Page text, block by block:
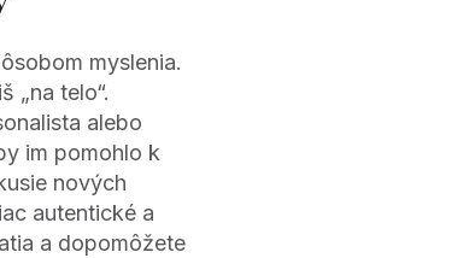
myslenia.
„na telo“.
alebo
im pomohlo k
nových
autentické a
a dopomôžete